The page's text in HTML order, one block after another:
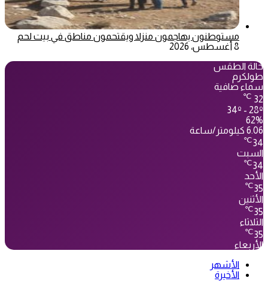
مستوطنون يهاجمون منزلا ويقتحمون مناطق في بيت لحم
8 أغسطس، 2026
حالة الطقس
طولكرم
سماء صافية
32
℃
34º - 28º
62%
6.06 كيلومتر/ساعة
34
℃
السبت
34
℃
الأحد
35
℃
الأثنين
35
℃
الثلاثاء
35
℃
الأربعاء
الأشهر
الأخيرة